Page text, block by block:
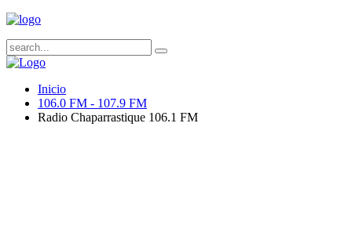
Inicio
106.0 FM - 107.9 FM
Radio Chaparrastique 106.1 FM